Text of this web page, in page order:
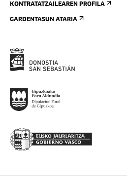
KONTRATATZAILEAREN PROFILA
GARDENTASUN ATARIA